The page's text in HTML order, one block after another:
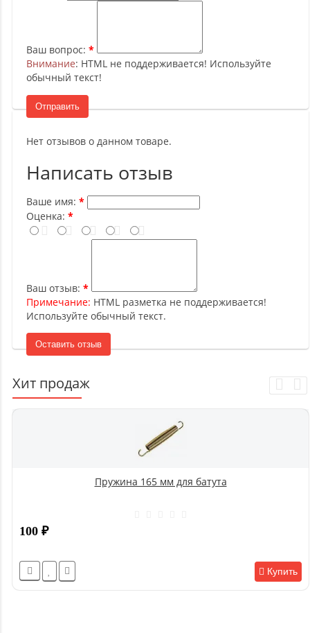
Ваш вопрос:
Внимание: HTML не поддерживается! Используйте
обычный текст!
Отправить
Нет отзывов о данном товаре.
Написать отзыв
Ваше имя:
Оценка:
Ваш отзыв:
Примечание: HTML разметка не поддерживается!
Используйте обычный текст.
Оставить отзыв
Хит продаж
Пружина 165 мм для батута
100 ₽
Купить